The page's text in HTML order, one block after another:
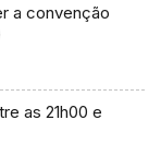
a convenção
as 21h00 e